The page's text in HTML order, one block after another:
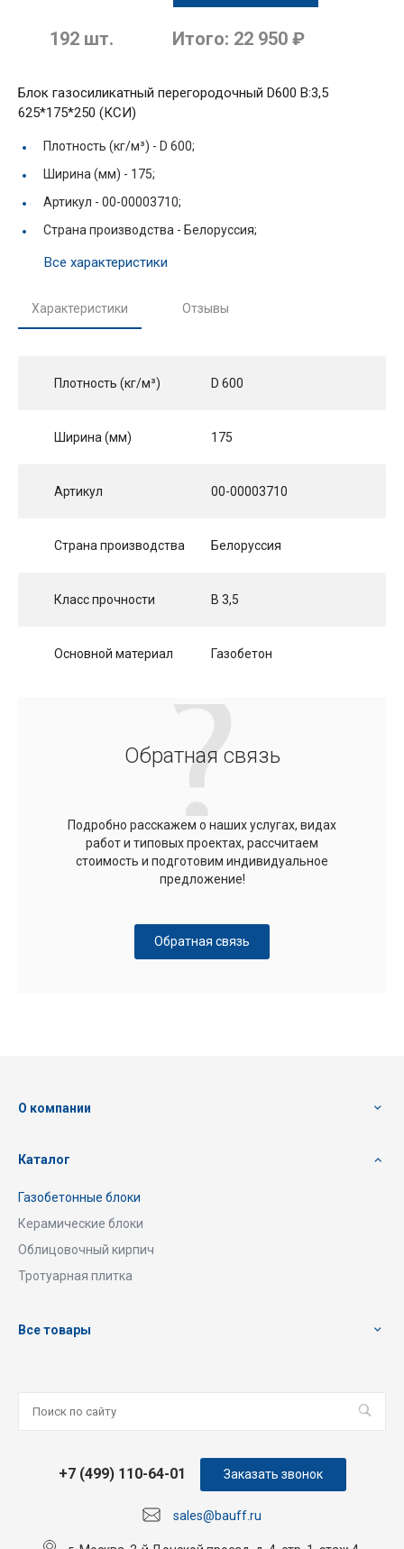
192 шт. Итого: 22 950 ₽
Блок газосиликатный перегородочный D600 В:3,5
625*175*250 (КСИ)
Плотность (кг/м³) - D 600;
Ширина (мм) - 175;
Артикул - 00-00003710;
Страна производства - Белоруссия;
Все характеристики
Характеристики Отзывы
Плотность (кг/м³) D 600
Ширина (мм) 175
Артикул 00-00003710
Страна производства Белоруссия
Класс прочности B 3,5
Основной материал Газобетон
Обратная связь
Подробно расскажем о наших услугах, видах
работ и типовых проектах, рассчитаем
стоимость и подготовим индивидуальное
предложение!
Обратная связь
О компании
Каталог
Газобетонные блоки
Керамические блоки
Облицовочный кирпич
Тротуарная плитка
Все товары
sales@bauff.ru
+7 (499) 110-64-01 Заказать звонок